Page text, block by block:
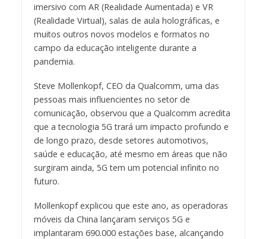
imersivo com AR (Realidade Aumentada) e VR
(Realidade Virtual), salas de aula holográficas, e
muitos outros novos modelos e formatos no
campo da educação inteligente durante a
pandemia.
Steve Mollenkopf, CEO da Qualcomm, uma das
pessoas mais influencientes no setor de
comunicação, observou que a Qualcomm acredita
que a tecnologia 5G trará um impacto profundo e
de longo prazo, desde setores automotivos,
saúde e educação, até mesmo em áreas que não
surgiram ainda, 5G tem um potencial infinito no
futuro.
Mollenkopf explicou que este ano, as operadoras
móveis da China lançaram serviços 5G e
implantaram 690.000 estações base, alcançando